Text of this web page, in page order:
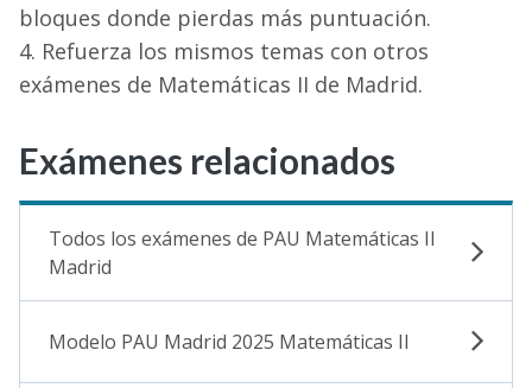
bloques donde pierdas más puntuación.
Refuerza los mismos temas con otros
exámenes de Matemáticas II de Madrid.
Exámenes relacionados
Todos los exámenes de PAU Matemáticas II
Madrid
Modelo PAU Madrid 2025 Matemáticas II